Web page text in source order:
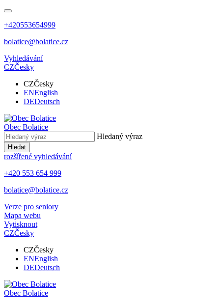
+420553654999
bolatice@bolatice.cz
Vyhledávání
CZČesky
CZČesky
ENEnglish
DEDeutsch
Obec Bolatice
Hledaný výraz
Hledat
rozšířené vyhledávání
+420 553 654 999
bolatice@bolatice.cz
Verze pro seniory
Mapa webu
Vytisknout
CZČesky
CZČesky
ENEnglish
DEDeutsch
Obec Bolatice